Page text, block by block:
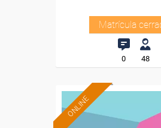
Matrícula
0 48
ONLINE